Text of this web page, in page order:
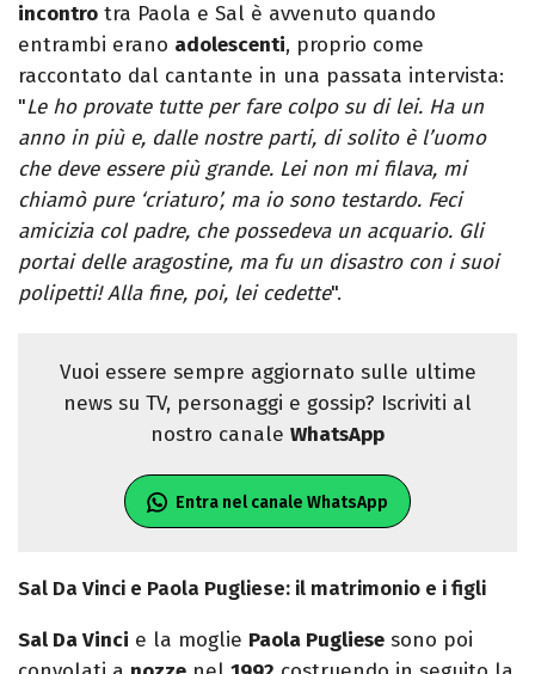
incontro tra Paola e Sal è avvenuto quando
entrambi erano adolescenti, proprio come
raccontato dal cantante in una passata intervista:
"Le ho provate tutte per fare colpo su di lei. Ha un
anno in più e, dalle nostre parti, di solito è l’uomo
che deve essere più grande. Lei non mi filava, mi
chiamò pure ‘criaturo’, ma io sono testardo. Feci
amicizia col padre, che possedeva un acquario. Gli
portai delle aragostine, ma fu un disastro con i suoi
polipetti! Alla fine, poi, lei cedette".
Vuoi essere sempre aggiornato sulle ultime
news su TV, personaggi e gossip? Iscriviti al
nostro canale WhatsApp
Entra nel canale WhatsApp
Sal Da Vinci e Paola Pugliese: il matrimonio e i figli
Sal Da Vinci e la moglie Paola Pugliese sono poi